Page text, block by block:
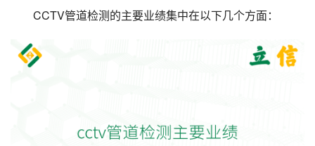
CCTV管道检测的主要业绩集中在以下几个方面：